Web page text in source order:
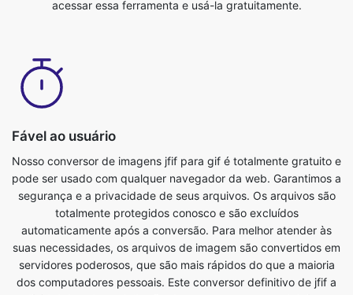
Fável ao usuário
Nosso conversor de imagens jfif para gif é totalmente gratuito e
pode ser usado com qualquer navegador da web. Garantimos a
segurança e a privacidade de seus arquivos. Os arquivos são
totalmente protegidos conosco e são excluídos
automaticamente após a conversão. Para melhor atender às
suas necessidades, os arquivos de imagem são convertidos em
servidores poderosos, que são mais rápidos do que a maioria
dos computadores pessoais. Este conversor definitivo de jfif a
gif é totalmente gratuito. Qualquer pessoa com um telefone,
tablet, laptop ou PC pode acessar essa ferramenta e usá-la
gratuitamente. Não há taxas associadas ao uso desse recurso.